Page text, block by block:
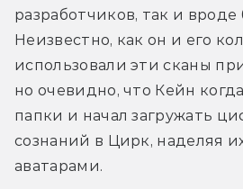
разработчиков, так и вроде
Неизвестно, как он и его
использовали эти сканы
но очевидно, что Кейн
папки и начал загружать
сознаний в Цирк, наделяя
аватарами.